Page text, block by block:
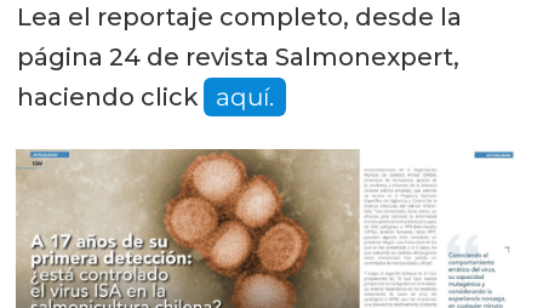
Lea el reportaje completo, desde la
página 24 de revista Salmonexpert,
haciendo click
aquí.